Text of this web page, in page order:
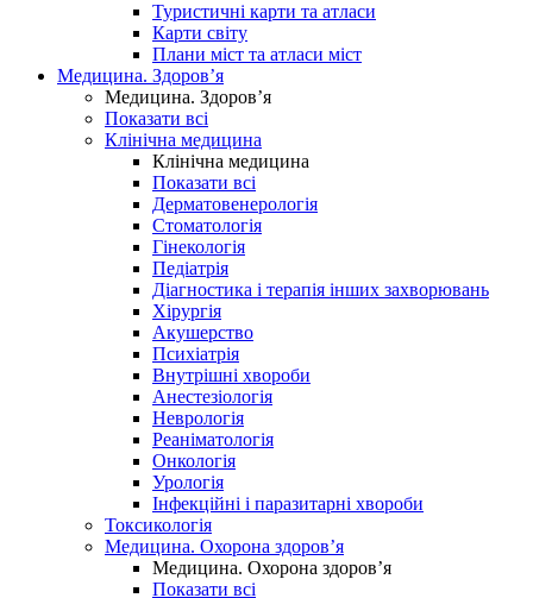
Туристичні карти та атласи
Карти світу
Плани міст та атласи міст
Медицина. Здоров’я
Медицина. Здоров’я
Показати всі
Клінічна медицина
Клінічна медицина
Показати всі
Дерматовенерологія
Стоматологія
Гінекологія
Педіатрія
Діагностика і терапія інших захворювань
Хірургія
Акушерство
Психіатрія
Внутрішні хвороби
Анестезіологія
Неврологія
Реаніматологія
Онкологія
Урологія
Інфекційні і паразитарні хвороби
Токсикологія
Медицина. Охорона здоров’я
Медицина. Охорона здоров’я
Показати всі